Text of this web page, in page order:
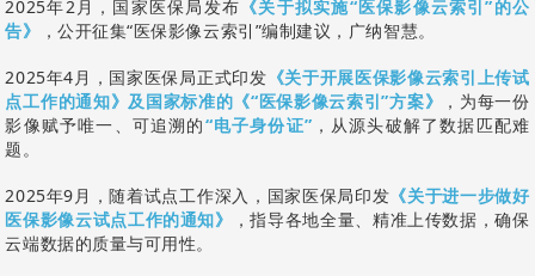
2025年2月，国家医保局发布 《关于拟实施“医保影像云索引”的公
告》
，公开征集“医保影像云索引”编制建议，广纳智慧。
2025年4月，国家医保局正式印发 《关于开展医保影像云索引上传试
点工作的通知》及国家标准的《“医保影像云索引”方案》
，为每一份
影像赋予唯一、可追溯的“电子身份证” ，从源头破解了数据匹配难
题。
2025年9月，随着试点工作深入，国家医保局印发 《关于进一步做好
医保影像云试点工作的通知》
，指导各地全量、精准上传数据，确保
云端数据的质量与可用性。